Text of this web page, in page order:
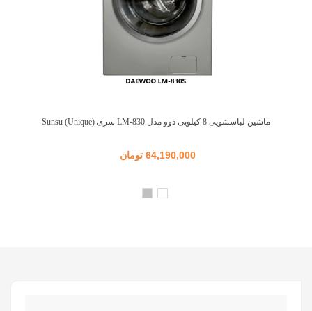
ماشین لباسشویی 8 کیلویی دوو مدل LM-830 سری Sunsu (Unique)
64,190,000 تومان